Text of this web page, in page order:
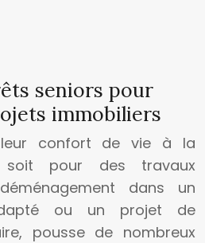
seniors pour
immobiliers
confort de vie à la
pour des travaux
dans un
ou un projet de
pousse de nombreux